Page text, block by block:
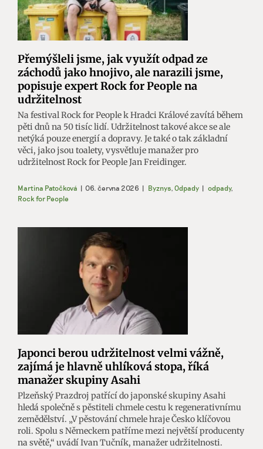
Přemýšleli jsme, jak využít odpad ze
záchodů jako hnojivo, ale narazili jsme,
popisuje expert Rock for People na
udržitelnost
Na festival Rock for People k Hradci Králové zavítá během
pěti dnů na 50 tisíc lidí. Udržitelnost takové akce se ale
netýká pouze energií a dopravy. Je také o tak základní
věci, jako jsou toalety, vysvětluje manažer pro
udržitelnost Rock for People Jan Freidinger.
Martina Patočková | 06. června 2026 | Byznys, Odpady | odpady,
Rock for People
Japonci berou udržitelnost velmi vážně,
zajímá je hlavně uhlíková stopa, říká
manažer skupiny Asahi
Plzeňský Prazdroj patřící do japonské skupiny Asahi
hledá společně s pěstiteli chmele cestu k regenerativnímu
zemědělství. „V pěstování chmele hraje Česko klíčovou
roli. Spolu s Německem patříme mezi největší producenty
na světě,“ uvádí Ivan Tučník, manažer udržitelnosti.